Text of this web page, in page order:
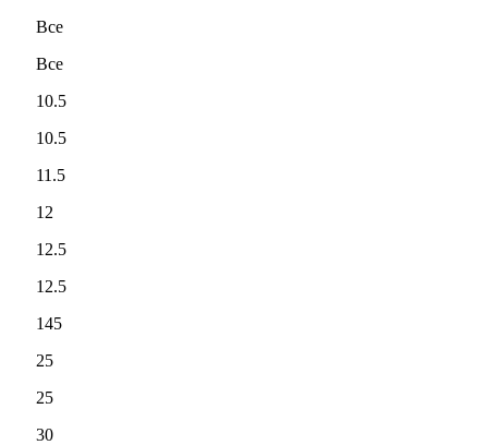
Все
Все
10.5
10.5
11.5
12
12.5
12.5
145
25
25
30